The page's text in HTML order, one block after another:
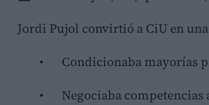
Jordi Pujol convirtió a CiU en
•
Condicionaba mayorías
•
Negociaba